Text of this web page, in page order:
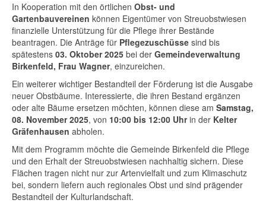
In Kooperation mit den örtlichen Obst- und
Gartenbauvereinen können Eigentümer von Streuobstwiesen
finanzielle Unterstützung für die Pflege ihrer Bestände
beantragen. Die Anträge für Pflegezuschüsse sind bis
spätestens 03. Oktober 2025 bei der Gemeindeverwaltung
Birkenfeld, Frau Wagner, einzureichen.
Ein weiterer wichtiger Bestandteil der Förderung ist die Ausgabe
neuer Obstbäume. Interessierte, die ihren Bestand ergänzen
oder alte Bäume ersetzen möchten, können diese am Samstag,
08. November 2025, von 10:00 bis 12:00 Uhrin der Kelter
Gräfenhausen abholen.
Mit dem Programm möchte die Gemeinde Birkenfeld die Pflege
und den Erhalt der Streuobstwiesen nachhaltig sichern. Diese
Flächen tragen nicht nur zur Artenvielfalt und zum Klimaschutz
bei, sondern liefern auch regionales Obst und sind prägender
Bestandteil der Kulturlandschaft.